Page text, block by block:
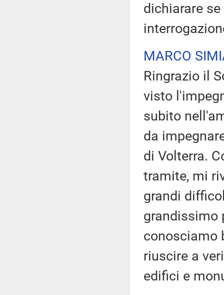
dichiarare
MARCO
Ringrazio il
visto
subito
da
di Volterra.
tramite, mi
grandi
grandissimo
conosciamo
riuscire a
edifici e